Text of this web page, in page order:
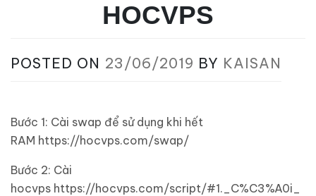
HOCVPS
POSTED ON 23/06/2019 BY KAISAN
Bước 1: Cài swap để sử dụng khi hết
RAM https://hocvps.com/swap/
Bước 2: Cài
hocvps https://hocvps.com/script/#1._C%C3%A0i_